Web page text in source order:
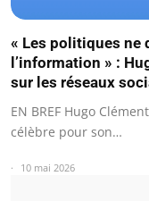
« Les politiques ne
l’information » :
sur les réseaux
EN BREF Hugo
célèbre pour son…
10 mai 2026